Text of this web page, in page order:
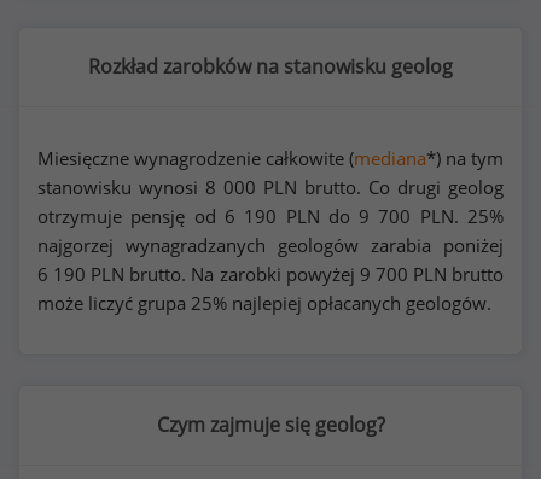
Rozkład zarobków na stanowisku geolog
Miesięczne wynagrodzenie całkowite (mediana*) na tym
stanowisku wynosi 8 000 PLN brutto. Co drugi geolog
otrzymuje pensję od 6 190 PLN do 9 700 PLN. 25%
najgorzej wynagradzanych geologów zarabia poniżej
6 190 PLN brutto. Na zarobki powyżej 9 700 PLN brutto
może liczyć grupa 25% najlepiej opłacanych geologów.
Czym zajmuje się geolog?